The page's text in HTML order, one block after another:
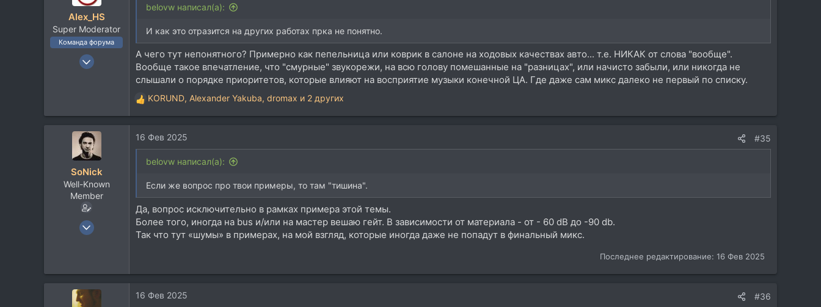
Alex_HS
Super Moderator
Команда форума
19 Ноя 2002
Москва
belovw написал(а):
И как это отразится на других работах прка не понятно.
А чего тут непонятного? Примерно как пепельница или коврик в салоне на ходовых качествах авто... т.е. НИКАК от слова "вообще".
Вообще такое впечатление, что "смурные" звукорежи, на всю голову помешанные на "разницах", или начисто забыли, или никогда не
слышали о порядке приоритетов, которые влияют на восприятие музыки конечной ЦА. Где даже сам микс далеко не первый по списку.
Р
е
к
ц
KORUND, Alexander Yakuba, dromax и 2 других
SoNick
Well-Known
Member
22 Сен 2004
16 Фев 2025 #35
belovw написал(а):
Если же вопрос про твои примеры, то там "тишина".
Да, вопрос исключительно в рамках примера этой темы.
Более того, иногда на bus и/или на мастер вешаю гейт. В зависимости от материала - от - 60 dB до -90 db.
Так что тут «шумы» в примерах, на мой взгляд, которые иногда даже не попадут в финальный микс.
Последнее редактирование: 16 Фев 2025
16 Фев 2025 #36